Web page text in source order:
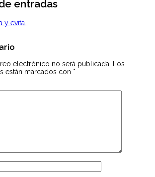
entradas
y evita.
electrónico no será publicada. Los
están marcados con *